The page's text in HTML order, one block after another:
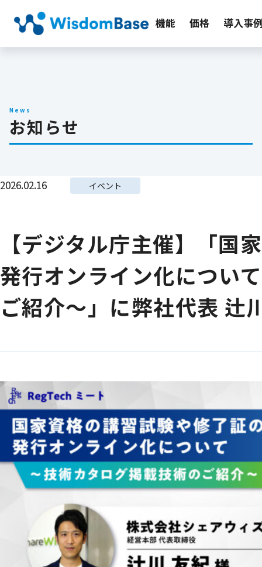
機能 価格 導入事
News
お知らせ
2026.02.16 イベント
【デジタル庁主催】「国
発行オンライン化につい
ご紹介〜」に弊社代表 辻